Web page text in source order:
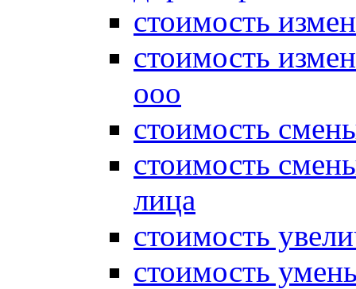
стоимость
стоимость
ооо
стоимость
стоимость
лица
стоимость
стоимость